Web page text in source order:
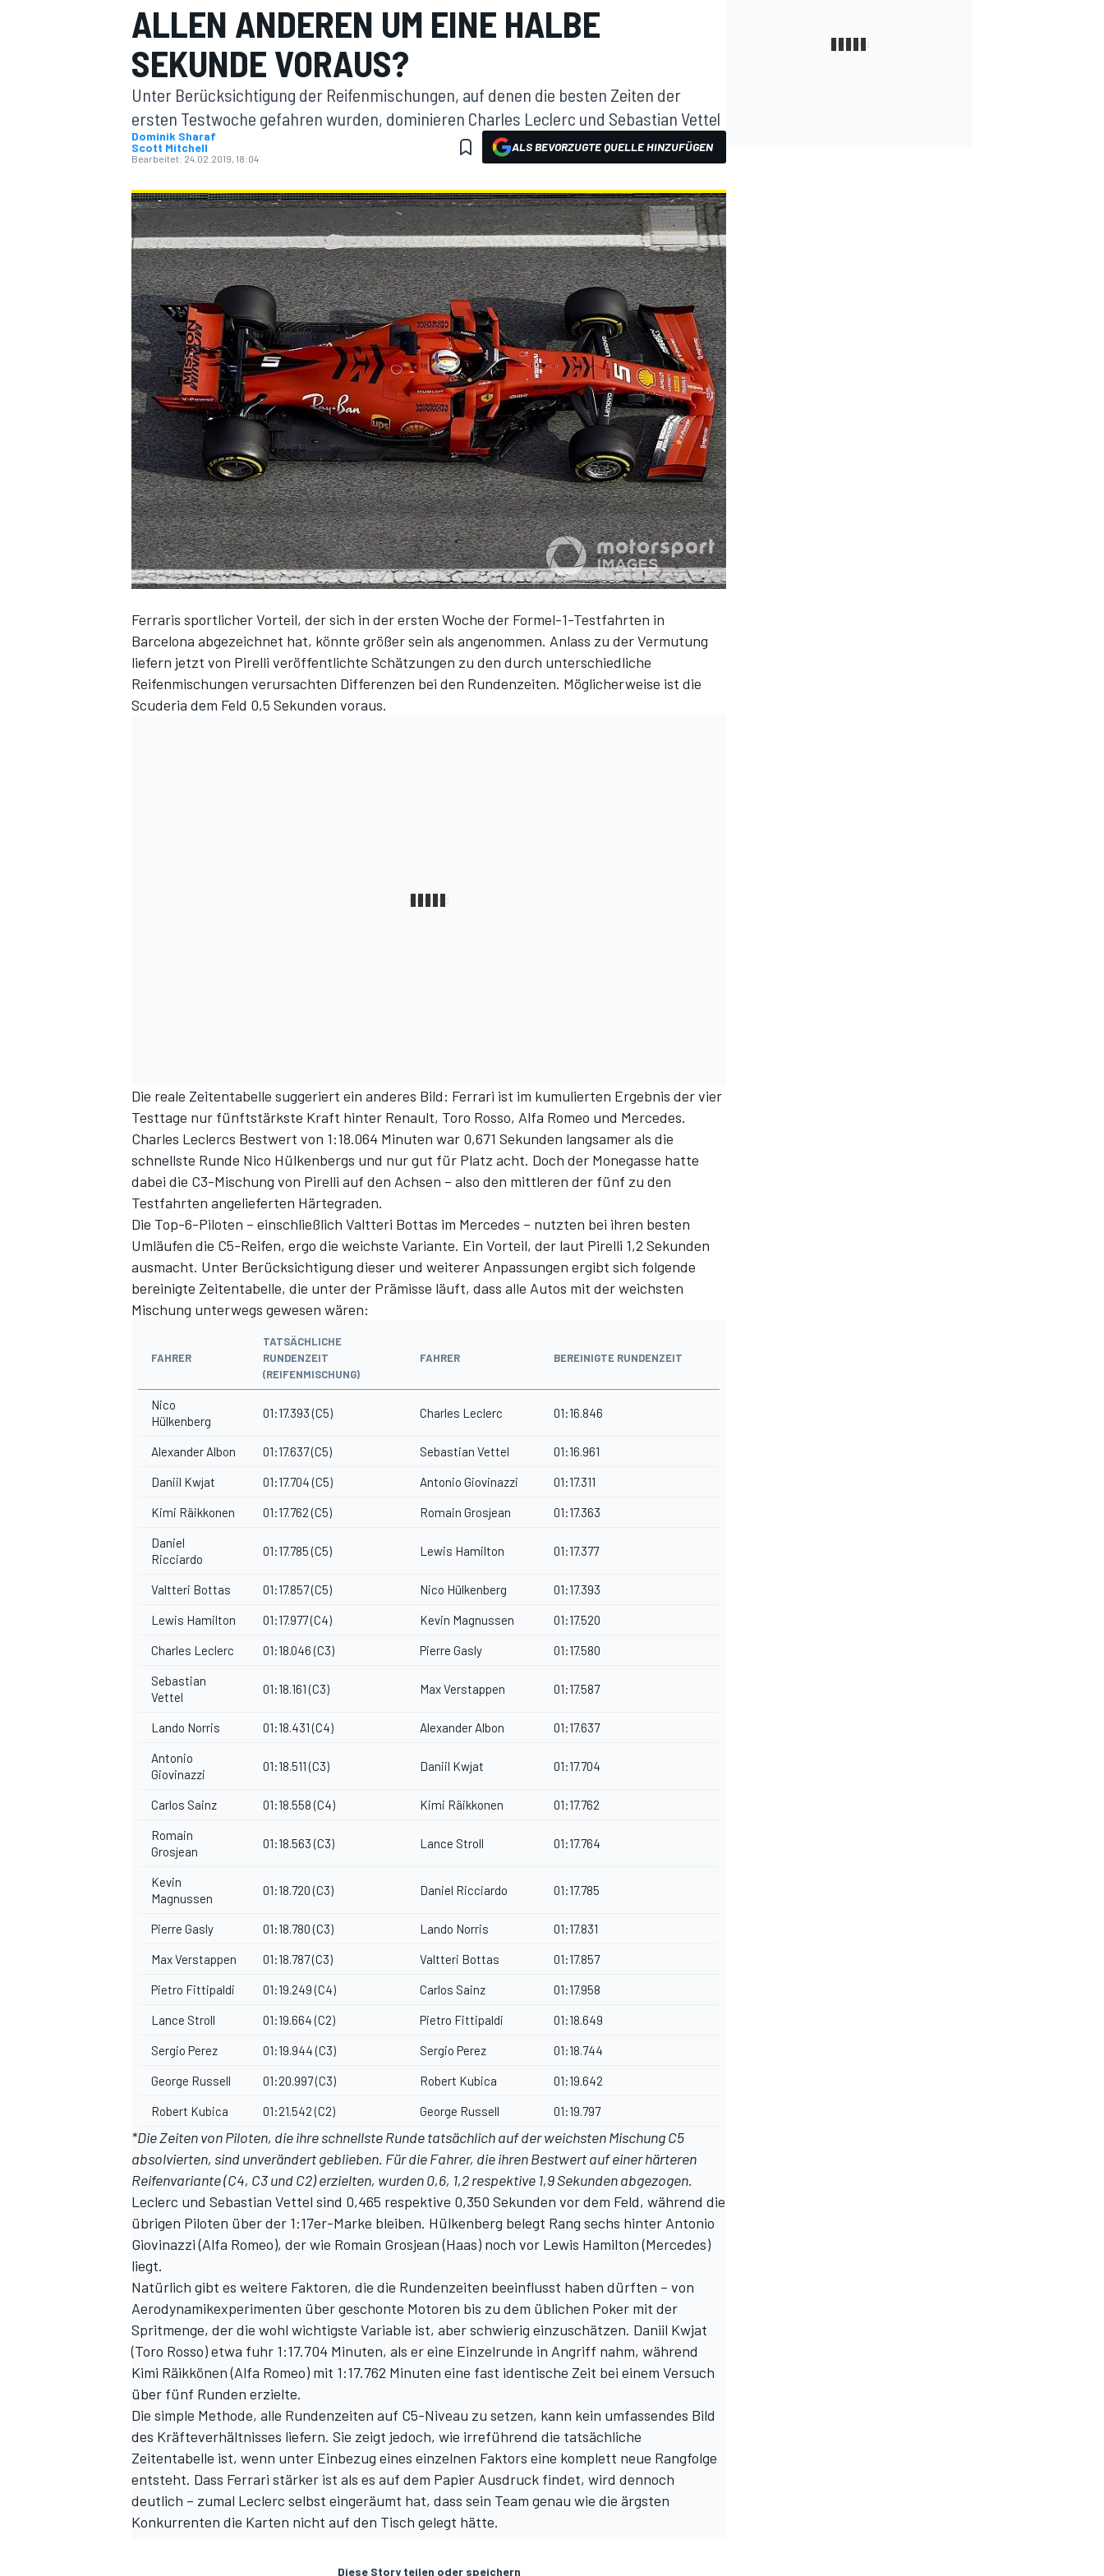
MOTOGP
DTM
SPORTWAGEN
ALLEN ANDEREN UM EINE HALBE
SEKUNDE VORAUS?
Unter Berücksichtigung der Reifenmischungen, auf denen die besten Zeiten der
ersten Testwoche gefahren wurden, dominieren Charles Leclerc und Sebastian Vettel
Dominik Sharaf
Scott Mitchell
Bearbeitet: 24.02.2019, 18:04
ALS BEVORZUGTE QUELLE HINZUFÜGEN
Ferraris sportlicher Vorteil, der sich in der ersten Woche der Formel-1-Testfahrten in
Barcelona abgezeichnet hat, könnte größer sein als angenommen. Anlass zu der Vermutung
liefern jetzt von Pirelli veröffentlichte Schätzungen zu den durch unterschiedliche
Reifenmischungen verursachten Differenzen bei den Rundenzeiten. Möglicherweise ist die
Scuderia dem Feld 0,5 Sekunden voraus.
Die reale Zeitentabelle suggeriert ein anderes Bild: Ferrari ist im kumulierten Ergebnis der vier
Testtage nur fünftstärkste Kraft hinter Renault, Toro Rosso, Alfa Romeo und Mercedes.
Charles Leclercs Bestwert von 1:18.064 Minuten war 0,671 Sekunden langsamer als die
schnellste Runde Nico Hülkenbergs und nur gut für Platz acht. Doch der Monegasse hatte
dabei die C3-Mischung von Pirelli auf den Achsen – also den mittleren der fünf zu den
Testfahrten angelieferten Härtegraden.
Die Top-6-Piloten – einschließlich Valtteri Bottas im Mercedes – nutzten bei ihren besten
Umläufen die C5-Reifen, ergo die weichste Variante. Ein Vorteil, der laut Pirelli 1,2 Sekunden
ausmacht. Unter Berücksichtigung dieser und weiterer Anpassungen ergibt sich folgende
bereinigte Zeitentabelle, die unter der Prämisse läuft, dass alle Autos mit der weichsten
Mischung unterwegs gewesen wären:
FAHRER
TATSÄCHLICHE
RUNDENZEIT
(REIFENMISCHUNG)
FAHRER BEREINIGTE RUNDENZEIT
Nico
Hülkenberg
01:17.393 (C5) Charles Leclerc 01:16.846
Alexander Albon 01:17.637 (C5) Sebastian Vettel 01:16.961
Daniil Kwjat 01:17.704 (C5) Antonio Giovinazzi 01:17.311
Kimi Räikkonen 01:17.762 (C5) Romain Grosjean 01:17.363
Daniel
Ricciardo
01:17.785 (C5) Lewis Hamilton 01:17.377
Valtteri Bottas 01:17.857 (C5) Nico Hülkenberg 01:17.393
Lewis Hamilton 01:17.977 (C4) Kevin Magnussen 01:17.520
Charles Leclerc 01:18.046 (C3) Pierre Gasly 01:17.580
Sebastian
Vettel
01:18.161 (C3) Max Verstappen 01:17.587
Lando Norris 01:18.431 (C4) Alexander Albon 01:17.637
Antonio
Giovinazzi
01:18.511 (C3) Daniil Kwjat 01:17.704
Carlos Sainz 01:18.558 (C4) Kimi Räikkonen 01:17.762
Romain
Grosjean
01:18.563 (C3) Lance Stroll 01:17.764
Kevin
Magnussen
01:18.720 (C3) Daniel Ricciardo 01:17.785
Pierre Gasly 01:18.780 (C3) Lando Norris 01:17.831
Max Verstappen 01:18.787 (C3) Valtteri Bottas 01:17.857
Pietro Fittipaldi 01:19.249 (C4) Carlos Sainz 01:17.958
Lance Stroll 01:19.664 (C2) Pietro Fittipaldi 01:18.649
Sergio Perez 01:19.944 (C3) Sergio Perez 01:18.744
George Russell 01:20.997 (C3) Robert Kubica 01:19.642
Robert Kubica 01:21.542 (C2) George Russell 01:19.797
*Die Zeiten von Piloten, die ihre schnellste Runde tatsächlich auf der weichsten Mischung C5
absolvierten, sind unverändert geblieben. Für die Fahrer, die ihren Bestwert auf einer härteren
Reifenvariante (C4, C3 und C2) erzielten, wurden 0,6, 1,2 respektive 1,9 Sekunden abgezogen.
Leclerc und Sebastian Vettel sind 0,465 respektive 0,350 Sekunden vor dem Feld, während die
übrigen Piloten über der 1:17er-Marke bleiben. Hülkenberg belegt Rang sechs hinter Antonio
Giovinazzi (Alfa Romeo), der wie Romain Grosjean (Haas) noch vor Lewis Hamilton (Mercedes)
liegt.
Natürlich gibt es weitere Faktoren, die die Rundenzeiten beeinflusst haben dürften – von
Aerodynamikexperimenten über geschonte Motoren bis zu dem üblichen Poker mit der
Spritmenge, der die wohl wichtigste Variable ist, aber schwierig einzuschätzen. Daniil Kwjat
(Toro Rosso) etwa fuhr 1:17.704 Minuten, als er eine Einzelrunde in Angriff nahm, während
Kimi Räikkönen (Alfa Romeo) mit 1:17.762 Minuten eine fast identische Zeit bei einem Versuch
über fünf Runden erzielte.
Die simple Methode, alle Rundenzeiten auf C5-Niveau zu setzen, kann kein umfassendes Bild
des Kräfteverhältnisses liefern. Sie zeigt jedoch, wie irreführend die tatsächliche
Zeitentabelle ist, wenn unter Einbezug eines einzelnen Faktors eine komplett neue Rangfolge
entsteht. Dass Ferrari stärker ist als es auf dem Papier Ausdruck findet, wird dennoch
deutlich – zumal Leclerc selbst eingeräumt hat, dass sein Team genau wie die ärgsten
Konkurrenten die Karten nicht auf den Tisch gelegt hätte.
Diese Story teilen oder speichern